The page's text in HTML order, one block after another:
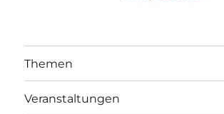
Themen
Veranstaltungen